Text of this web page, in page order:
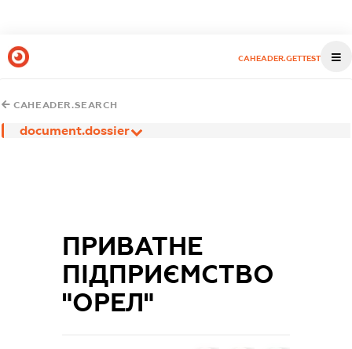
CAHEADER.GETTEST
CAHEADER.SEARCH
document.dossier
ПРИВАТНЕ
ПІДПРИЄМСТВО
"ОРЕЛ"